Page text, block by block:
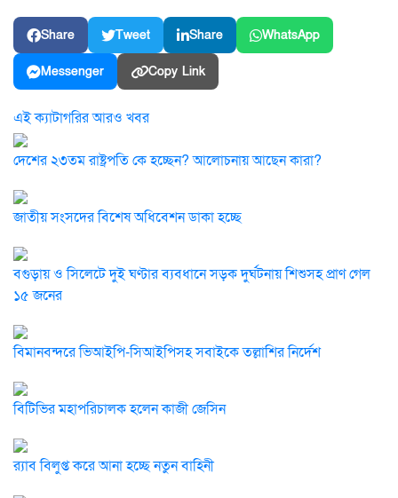
Share Tweet Share WhatsApp
Messenger Copy Link
এই ক্যাটাগরির আরও খবর
দেশের ২৩তম রাষ্ট্রপতি কে হচ্ছেন? আলোচনায় আছেন কারা?
জাতীয় সংসদের বিশেষ অধিবেশন ডাকা হচ্ছে
বগুড়ায় ও সিলেটে দুই ঘণ্টার ব্যবধানে সড়ক দুর্ঘটনায় শিশুসহ প্রাণ গেল
১৫ জনের
বিমানবন্দরে ভিআইপি-সিআইপিসহ সবাইকে তল্লাশির নির্দেশ
বিটিভির মহাপরিচালক হলেন কাজী জেসিন
র‍্যাব বিলুপ্ত করে আনা হচ্ছে নতুন বাহিনী